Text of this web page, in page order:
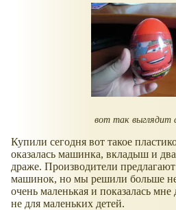
вот так выглядит
Купили сегодня вот такое
оказалась машинка, вкладыш и
драже. Производители
машинок, но мы решили больше
очень маленькая и показалась мне
не для маленьких детей.